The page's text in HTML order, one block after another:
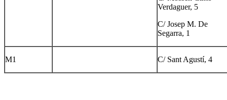
Verdaguer, 5
C/ Josep M. De
Segarra, 1
M1 C/ Sant Agustí, 4